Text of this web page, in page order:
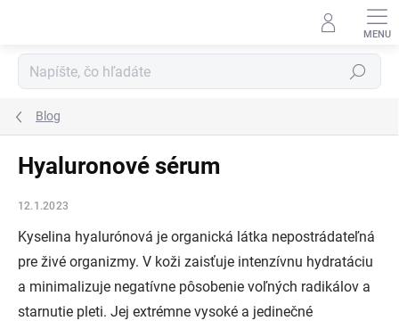
Hľadať
Blog
Hyaluronové sérum
12.1.2023
Kyselina hyalurónová je organická látka nepostrádateľná
pre živé organizmy. V koži zaisťuje intenzívnu hydratáciu
a minimalizuje negatívne pôsobenie voľných radikálov a
starnutie pleti. Jej extrémne vysoké a jedinečné